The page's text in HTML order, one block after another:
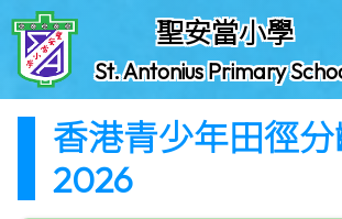
聖安當小學
St. Antonius Primary
香港青少年田徑
2026